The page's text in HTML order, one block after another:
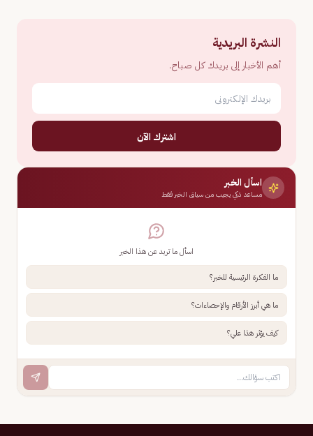
النشرة البريدية
أهم الأخبار إلى بريدك كل صباح.
اشترك الآن
اسأل الخبر
مساعد ذكي يجيب من سياق الخبر فقط
اسأل ما تريد عن هذا الخبر
ما الفكرة الرئيسية للخبر؟
ما هي أبرز الأرقام والإحصاءات؟
كيف يؤثر هذا علي؟